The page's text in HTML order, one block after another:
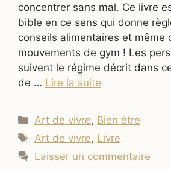
concentrer sans mal. Ce livre
bible en ce sens qui donne
conseils alimentaires et même
mouvements de gym ! Les
suivent le régime décrit dans
de … Lire la suite
Catégories
Art de vivre, Bien être
Étiquettes
Art de vivre, Livre
Laisser un commentaire